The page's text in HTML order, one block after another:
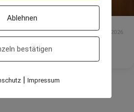
3 Februar 2026
viel Verantwortung
Ablehnen
bestätigen
|Impressum